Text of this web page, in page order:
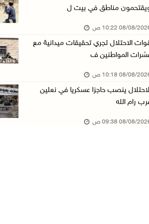
تواصل انتهاكات الاحتلال والمستعمرين: إصابات و ...
قوات الاحتلال تقتحم بيت فجار جنوب بيت لحم
مناطق في بيت ل
08/2026 10:22 ص
الاحتلال تجري تحقيقات ميدانية مع
المواطنين ف
08/2026 10:18 ص
ينصب حاجزا عسكريا في نعلين
رام الله
08/2026 09:38 ص